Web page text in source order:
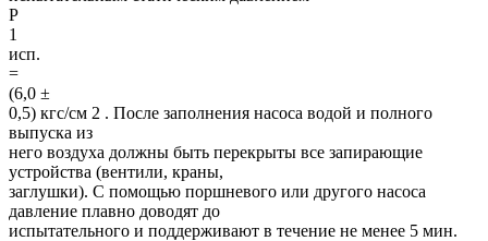
Р
1
исп.
=
(6,0 ±
0,5) кгс/см 2 . После заполнения насоса водой и полного
выпуска из
него воздуха должны быть перекрыты все запирающие
устройства (вентили, краны,
заглушки). С помощью поршневого или другого насоса
давление плавно доводят до
испытательного и поддерживают в течение не менее 5 мин.